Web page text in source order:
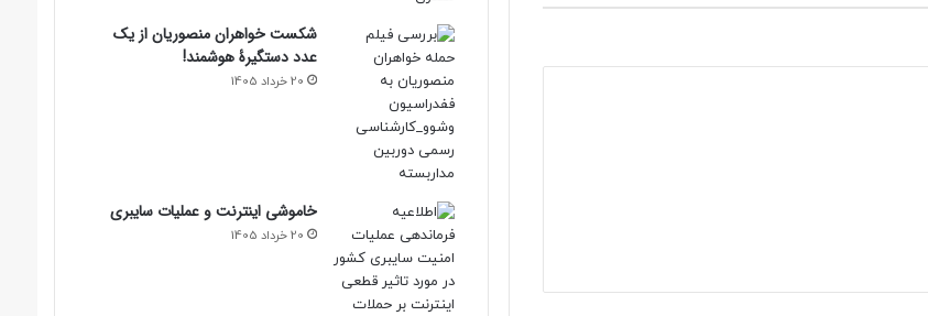
شکست خواهران منصوریان از یک
عدد دستگیرۀ هوشمند!
20 خرداد 1405
خاموشی اینترنت و عملیات سایبری
20 خرداد 1405